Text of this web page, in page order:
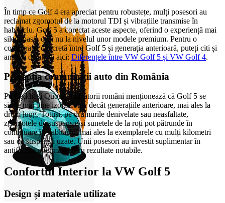
În timp ce Golf 4 era apreciat pentru robustețe, mulți posesori au
reclamat zgomotul de la motorul TDI și vibrațiile transmise în
habitaclu. Golf 5 a corectat aceste aspecte, oferind o experiență mai
silențioasă, deși nu la nivelul unor modele premium. Pentru o
comparație concretă între Golf 5 și generația anterioară, puteți citi și
analiza detaliată aici:Diferențele între VW Golf 5 și VW Golf 4.
Percepția comunității auto din România
Pe Reddit și Quora, utilizatorii români menționează că Golf 5 se
simte mai bine izolat fonic decât generațiile anterioare, mai ales la
drum lung. Totuși, pe drumurile denivelate sau neasfaltate,
zgomotele de suspensie și sunetele de la roți pot pătrunde în
continuare în habitaclu, mai ales la exemplarele cu mulți kilometri
sau cu suspensii uzate. Unii posesori au investit suplimentar în
antifonare aftermarket, cu rezultate notabile.
Confortul Interior la VW Golf 5
Design și materiale utilizate